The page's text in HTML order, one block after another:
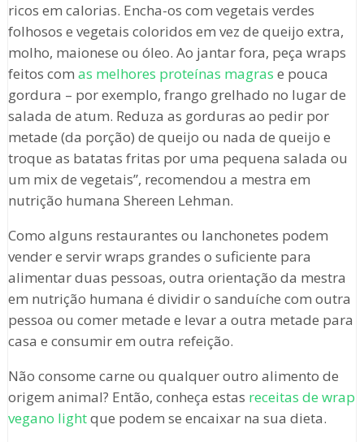
ricos em calorias. Encha-os com vegetais verdes
folhosos e vegetais coloridos em vez de queijo extra,
molho, maionese ou óleo. Ao jantar fora, peça wraps
feitos com as melhores proteínas magras e pouca
gordura – por exemplo, frango grelhado no lugar de
salada de atum. Reduza as gorduras ao pedir por
metade (da porção) de queijo ou nada de queijo e
troque as batatas fritas por uma pequena salada ou
um mix de vegetais”, recomendou a mestra em
nutrição humana Shereen Lehman.
Como alguns restaurantes ou lanchonetes podem
vender e servir wraps grandes o suficiente para
alimentar duas pessoas, outra orientação da mestra
em nutrição humana é dividir o sanduíche com outra
pessoa ou comer metade e levar a outra metade para
casa e consumir em outra refeição.
Não consome carne ou qualquer outro alimento de
origem animal? Então, conheça estas receitas de wrap
vegano lightque podem se encaixar na sua dieta.